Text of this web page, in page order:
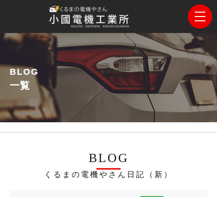
BLOG
一覧
BLOG
くるまの電機やさん日記（新）